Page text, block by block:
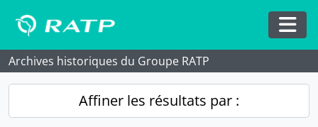
Archives historiques du Groupe RATP
Affiner les résultats par :